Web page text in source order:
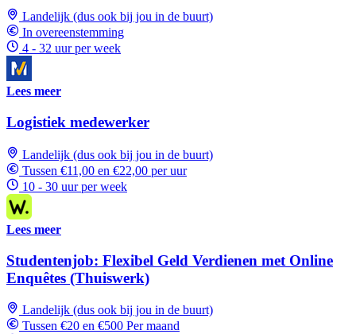
Landelijk (dus ook bij jou in de buurt)
In overeenstemming
4 - 32 uur per week
Lees meer
Logistiek medewerker
Landelijk (dus ook bij jou in de buurt)
Tussen €11,00 en €22,00 per uur
10 - 30 uur per week
Lees meer
Studentenjob: Flexibel Geld Verdienen met Online
Enquêtes (Thuiswerk)
Landelijk (dus ook bij jou in de buurt)
Tussen €20 en €500 Per maand